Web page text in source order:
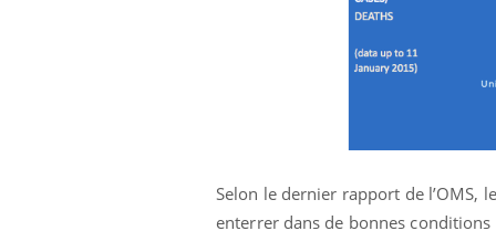
Selon le dernier rapport de l’OMS,
enterrer dans de bonnes